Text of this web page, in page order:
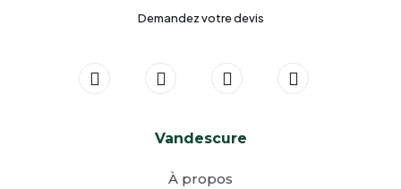
Demandez votre devis
Vandescure
À propos